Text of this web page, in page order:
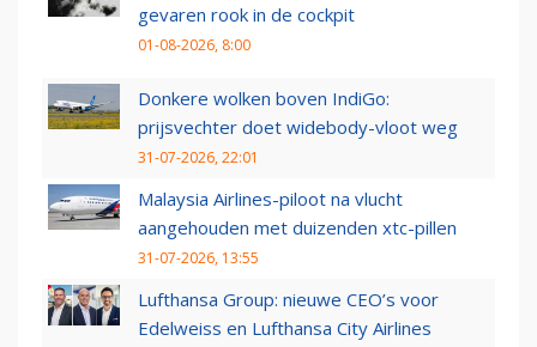
gevaren rook in de cockpit
01-08-2026, 8:00
Donkere wolken boven IndiGo:
prijsvechter doet widebody-vloot weg
31-07-2026, 22:01
Malaysia Airlines-piloot na vlucht
aangehouden met duizenden xtc-pillen
31-07-2026, 13:55
Lufthansa Group: nieuwe CEO’s voor
Edelweiss en Lufthansa City Airlines